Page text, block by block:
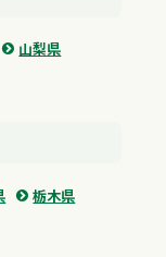
山梨県
栃木県